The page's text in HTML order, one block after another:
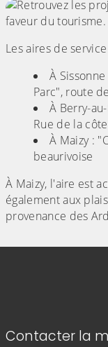
Les aires de
À
Parc", route
À Berry-
Rue de la
À Maizy :
beaurivoise
À Maizy, l'aire est
également aux
provenance des
Informations
Contacter la